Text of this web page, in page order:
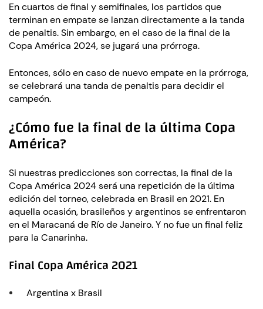
En cuartos de final y semifinales, los partidos que
terminan en empate se lanzan directamente a la tanda
de penaltis. Sin embargo, en el caso de la final de la
Copa América 2024, se jugará una prórroga.
Entonces, sólo en caso de nuevo empate en la prórroga,
se celebrará una tanda de penaltis para decidir el
campeón.
¿Cómo fue la final de la última Copa
América?
Si nuestras predicciones son correctas, la final de la
Copa América 2024 será una repetición de la última
edición del torneo, celebrada en Brasil en 2021. En
aquella ocasión, brasileños y argentinos se enfrentaron
en el Maracaná de Río de Janeiro. Y no fue un final feliz
para la Canarinha.
Final Copa América 2021
Argentina x Brasil